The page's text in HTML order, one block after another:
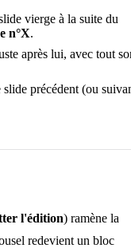
vierge à la suite du
n°X.
après lui, avec tout
précédent (ou
l'édition) ramène la
redevient un bloc